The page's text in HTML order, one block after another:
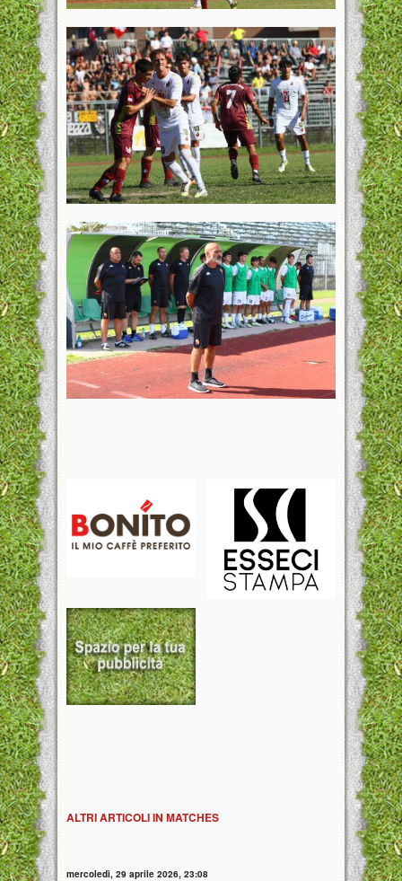
ALTRI ARTICOLI IN MATCHES
mercoledì, 29 aprile 2026, 23:08